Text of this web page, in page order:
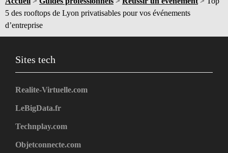
5 des rooftops de Lyon privatisables pour vos événements
d’entreprise
Sites tech
Realite-Virtuelle.com
LeBigData.fr
Technplay.com
Objetconnecte.com